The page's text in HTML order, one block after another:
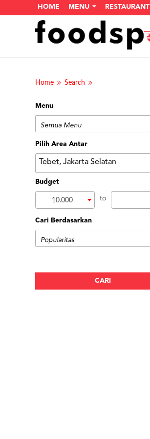
HOME MENU RESTAURANT
Home Search
Menu
Pilih Area Antar
Tebet, Jakarta Selatan
Budget
10.000 to
Cari Berdasarkan